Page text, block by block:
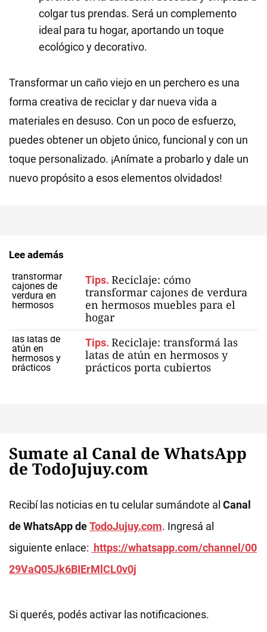
colgar tus prendas. Será un complemento
ideal para tu hogar, aportando un toque
ecológico y decorativo.
Transformar un caño viejo en un perchero es una
forma creativa de reciclar y dar nueva vida a
materiales en desuso. Con un poco de esfuerzo,
puedes obtener un objeto único, funcional y con un
toque personalizado. ¡Anímate a probarlo y dale un
nuevo propósito a esos elementos olvidados!
Lee además
Tips. Reciclaje: cómo
transformar cajones de verdura
en hermosos muebles para el
hogar
Tips. Reciclaje: transformá las
latas de atún en hermosos y
prácticos porta cubiertos
Sumate al Canal de WhatsApp
de TodoJujuy.com
Recibí las noticias en tu celular sumándote al Canal
de WhatsApp deTodoJujuy.com. Ingresá al
siguiente enlace: https://whatsapp.com/channel/00
29VaQ05Jk6BIErMlCL0v0j
Si querés, podés activar las notificaciones.